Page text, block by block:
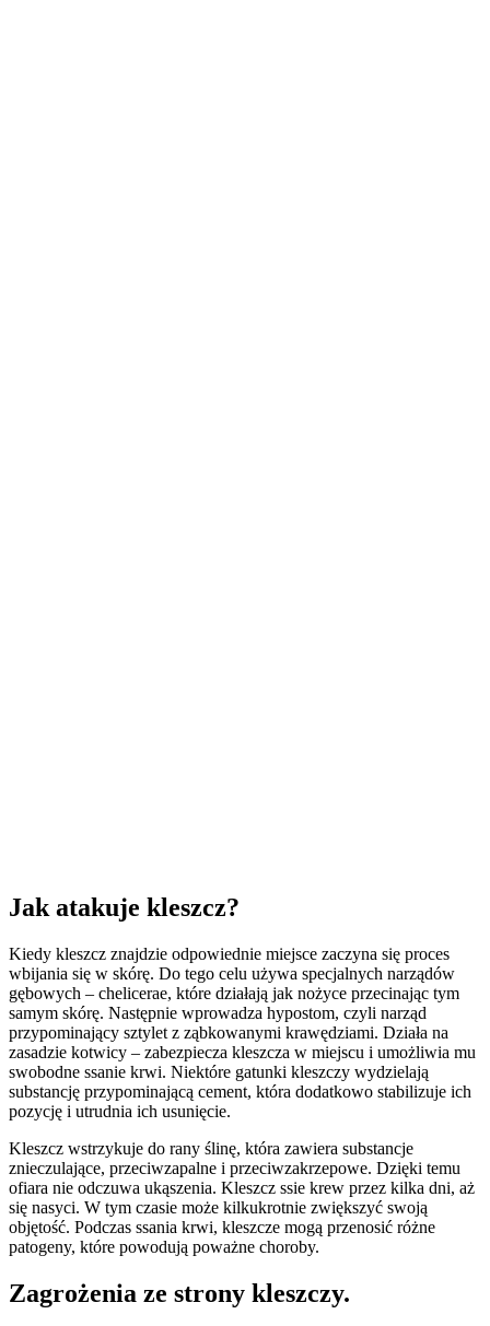
Jak atakuje kleszcz?
Kiedy kleszcz znajdzie odpowiednie miejsce zaczyna się proces
wbijania się w skórę. Do tego celu używa specjalnych narządów
gębowych – chelicerae, które działają jak nożyce przecinając tym
samym skórę. Następnie wprowadza hypostom, czyli narząd
przypominający sztylet z ząbkowanymi krawędziami. Działa na
zasadzie kotwicy – zabezpiecza kleszcza w miejscu i umożliwia mu
swobodne ssanie krwi. Niektóre gatunki kleszczy wydzielają
substancję przypominającą cement, która dodatkowo stabilizuje ich
pozycję i utrudnia ich usunięcie.
Kleszcz wstrzykuje do rany ślinę, która zawiera substancje
znieczulające, przeciwzapalne i przeciwzakrzepowe. Dzięki temu
ofiara nie odczuwa ukąszenia. Kleszcz ssie krew przez kilka dni, aż
się nasyci. W tym czasie może kilkukrotnie zwiększyć swoją
objętość. Podczas ssania krwi, kleszcze mogą przenosić różne
patogeny, które powodują poważne choroby.
Zagrożenia ze strony kleszczy.